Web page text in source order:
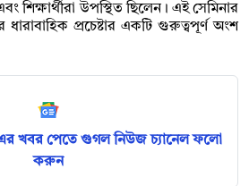
শিক্ষার্থীরা উপস্থিত ছিলেন। এই সেমিনার
ধারাবাহিক প্রচেষ্টার একটি গুরুত্বপূর্ণ অংশ
খবর পেতে গুগল নিউজ চ্যানেল ফলো
করুন